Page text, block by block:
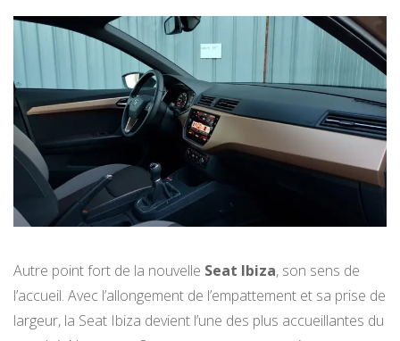
Autre point fort de la nouvelle Seat Ibiza, son sens de
l’accueil. Avec l’allongement de l’empattement et sa prise de
largeur, la Seat Ibiza devient l’une des plus accueillantes du